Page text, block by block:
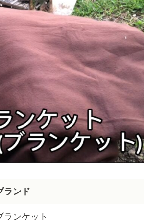
ランド
ランケット